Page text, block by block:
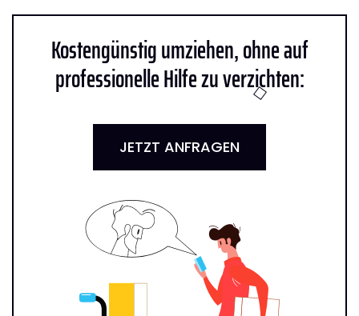
Kostengünstig umziehen, ohne auf
professionelle Hilfe zu verzichten:
JETZT ANFRAGEN